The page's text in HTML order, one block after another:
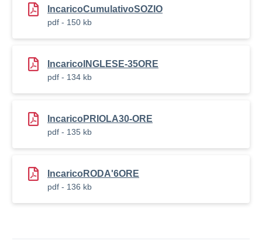
IncaricoCumulativoSOZIO
pdf - 150 kb
IncaricoINGLESE-35ORE
pdf - 134 kb
IncaricoPRIOLA30-ORE
pdf - 135 kb
IncaricoRODA'6ORE
pdf - 136 kb